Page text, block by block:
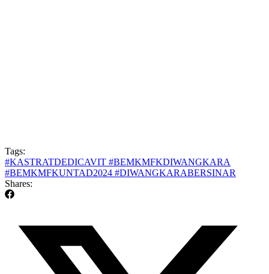
Tags:
#KASTRATDEDICAVIT #BEMKMFKDIWANGKARA
#BEMKMFKUNTAD2024 #DIWANGKARABERSINAR
Shares: